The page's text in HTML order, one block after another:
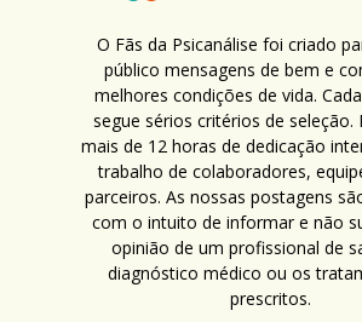
O Fãs da Psicanálise foi criado
público mensagens de bem e
melhores condições de vida.
segue sérios critérios de seleção.
mais de 12 horas de dedicação
trabalho de colaboradores,
parceiros. As nossas postagens
com o intuito de informar e não
opinião de um profissional de
diagnóstico médico ou os
prescritos.